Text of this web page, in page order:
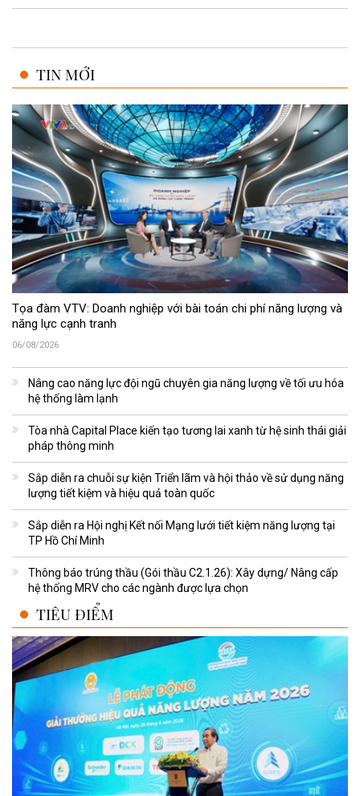
TIN MỚI
Tọa đàm VTV: Doanh nghiệp với bài toán chi phí năng lượng và
năng lực cạnh tranh
06/08/2026
Nâng cao năng lực đội ngũ chuyên gia năng lượng về tối ưu hóa
hệ thống làm lạnh
Tòa nhà Capital Place kiến tạo tương lai xanh từ hệ sinh thái giải
pháp thông minh
Sắp diễn ra chuỗi sự kiện Triển lãm và hội thảo về sử dụng năng
lượng tiết kiệm và hiệu quả toàn quốc
Sắp diễn ra Hội nghị Kết nối Mạng lưới tiết kiệm năng lượng tại
TP Hồ Chí Minh
Thông báo trúng thầu (Gói thầu C2.1.26): Xây dựng/ Nâng cấp
hệ thống MRV cho các ngành được lựa chọn
TIÊU ĐIỂM